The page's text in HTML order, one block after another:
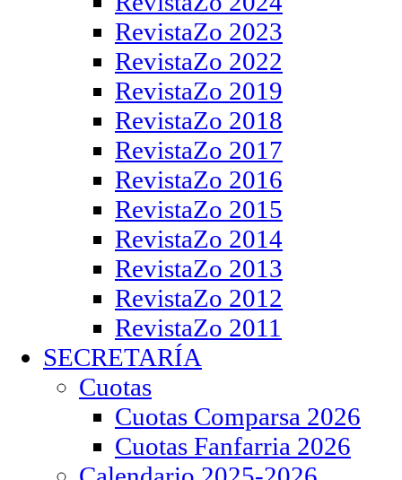
RevistaZo 2023
RevistaZo 2022
RevistaZo 2019
RevistaZo 2018
RevistaZo 2017
RevistaZo 2016
RevistaZo 2015
RevistaZo 2014
RevistaZo 2013
RevistaZo 2012
RevistaZo 2011
SECRETARÍA
Cuotas
Cuotas Comparsa 2026
Cuotas Fanfarria 2026